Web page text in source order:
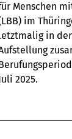
Menschen
im
in
2025.